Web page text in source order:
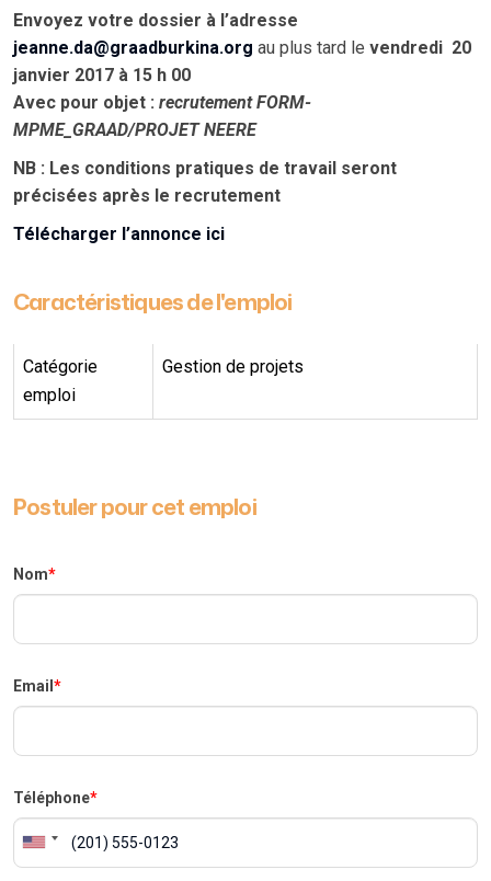
Envoyez votre dossier à l’adresse
jeanne.da@graadburkina.org au plus tard le vendredi 20
janvier 2017 à 15 h 00
Avec pour objet : recrutement FORM-
MPME_GRAAD/PROJET NEERE
NB : Les conditions pratiques de travail seront
précisées après le recrutement
Télécharger l’annonce ici
Caractéristiques de l'emploi
Catégorie
emploi
Gestion de projets
Postuler pour cet emploi
Nom*
Email *
Téléphone*